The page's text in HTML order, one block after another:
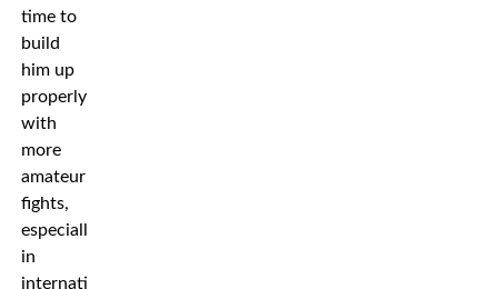
time to
build
him up
properly
with
more
amateur
fights,
especially
in
international